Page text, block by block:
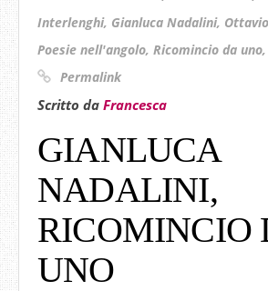
Interlenghi, Gianluca Nadalini,
Poesie nell'angolo, Ricomincio da uno,
Permalink
Scritto da Francesca
GIANLUCA
NADALINI,
RICOMINCIO
UNO